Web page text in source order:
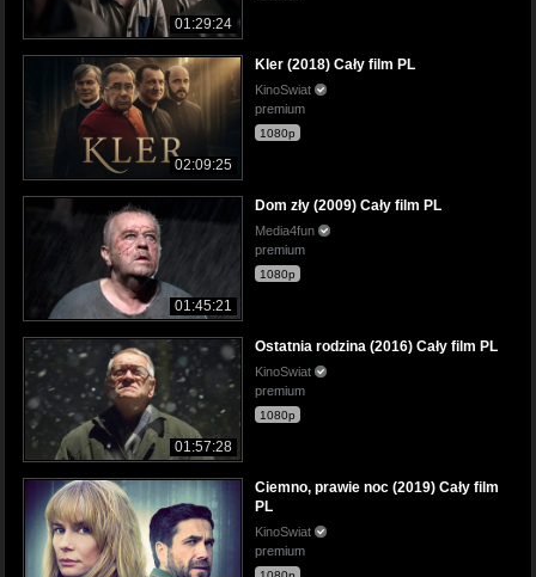
01:29:24
02:09:25
Kler (2018) Cały film PL
KinoSwiat
premium
1080p
01:45:21
Dom zły (2009) Cały film PL
Media4fun
premium
1080p
01:57:28
Ostatnia rodzina (2016) Cały film PL
KinoSwiat
premium
1080p
Ciemno, prawie noc (2019) Cały film
PL
KinoSwiat
premium